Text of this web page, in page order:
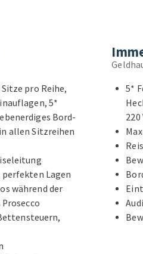
Sitze pro Reihe,
5*
Bord-
in allen Sitzreihen
Lagen
während der
5*